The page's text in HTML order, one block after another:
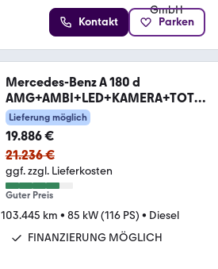
Kontakt Parken
Mercedes-Benz A 180 d
AMG+AMBI+LED+KAMERA+TOT
WINKEL+WIDESCREEN
Lieferung möglich
19.886 €
21.236 €
ggf. zzgl. Lieferkosten
Guter Preis
103.445 km • 85 kW (116 PS) • Diesel
FINANZIERUNG MÖGLICH